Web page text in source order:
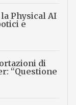
Physical AI
e
di
“Questione